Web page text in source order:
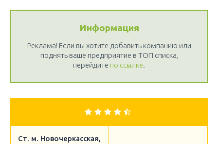
Информация
Реклама! Если вы хотите добавить компанию или
поднять ваше предприятие в ТОП списка,
перейдите по ссылке.
Ст. м. Новочеркасская,